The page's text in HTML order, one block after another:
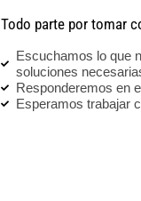
Todo parte por tomar
Escuchamos lo que
soluciones
Responderemos en
Esperamos trabajar